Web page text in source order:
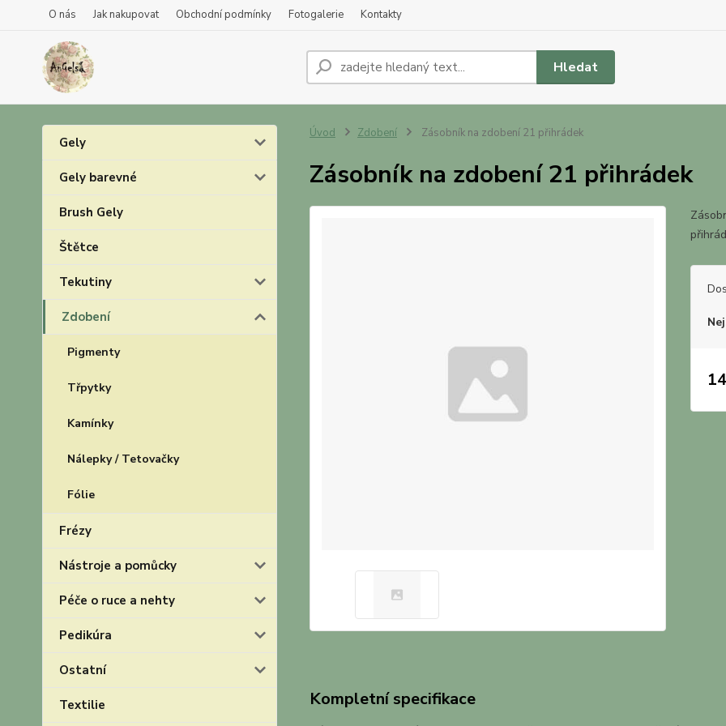
O nás Jak nakupovat Obchodní podmínky Fotogalerie Kontakty
Hledat
Gely
Gely barevné
Brush Gely
Štětce
Tekutiny
Zdobení
Pigmenty
Třpytky
Kamínky
Nálepky / Tetovačky
Fólie
Frézy
Nástroje a pomůcky
Péče o ruce a nehty
Pedikúra
Ostatní
Textilie
Úvod Zdobení Zásobník na zdobení 21 přihrádek
Zásobník na zdobení 21 přihrádek
Kompletní specifikace